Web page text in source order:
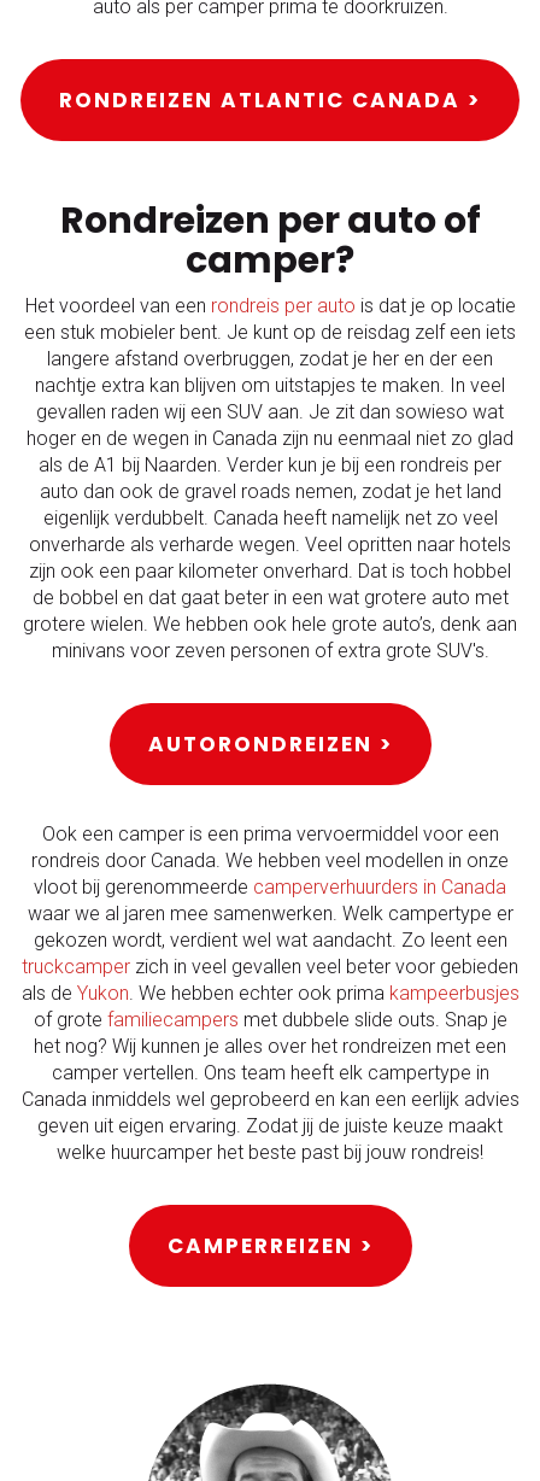
auto als per camper prima te doorkruizen.
RONDREIZEN ATLANTIC CANADA >
Rondreizen per auto of
camper?
Het voordeel van een rondreis per auto is dat je op locatie
een stuk mobieler bent. Je kunt op de reisdag zelf een iets
langere afstand overbruggen, zodat je her en der een
nachtje extra kan blijven om uitstapjes te maken. In veel
gevallen raden wij een SUV aan. Je zit dan sowieso wat
hoger en de wegen in Canada zijn nu eenmaal niet zo glad
als de A1 bij Naarden. Verder kun je bij een rondreis per
auto dan ook de gravel roads nemen, zodat je het land
eigenlijk verdubbelt. Canada heeft namelijk net zo veel
onverharde als verharde wegen. Veel opritten naar hotels
zijn ook een paar kilometer onverhard. Dat is toch hobbel
de bobbel en dat gaat beter in een wat grotere auto met
grotere wielen. We hebben ook hele grote auto’s, denk aan
minivans voor zeven personen of extra grote SUV's.
AUTORONDREIZEN >
Ook een camper is een prima vervoermiddel voor een
rondreis door Canada. We hebben veel modellen in onze
vloot bij gerenommeerde camperverhuurders in Canada
waar we al jaren mee samenwerken. Welk campertype er
gekozen wordt, verdient wel wat aandacht. Zo leent een
truckcamper zich in veel gevallen veel beter voor gebieden
als de Yukon. We hebben echter ook prima kampeerbusjes
of grote familiecampers met dubbele slide outs. Snap je
het nog? Wij kunnen je alles over het rondreizen met een
camper vertellen. Ons team heeft elk campertype in
Canada inmiddels wel geprobeerd en kan een eerlijk advies
geven uit eigen ervaring. Zodat jij de juiste keuze maakt
welke huurcamper het beste past bij jouw rondreis!
CAMPERREIZEN >